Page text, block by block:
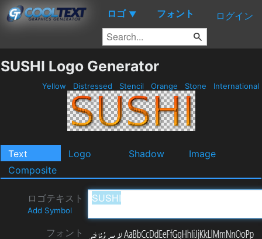
ロゴ ▼ フォント ログイン
SUSHI Logo Generator
Yellow Distressed Stencil Orange Stone International
Text Logo Shadow
Image
Composite
ロゴテキスト
Add Symbol
フォント